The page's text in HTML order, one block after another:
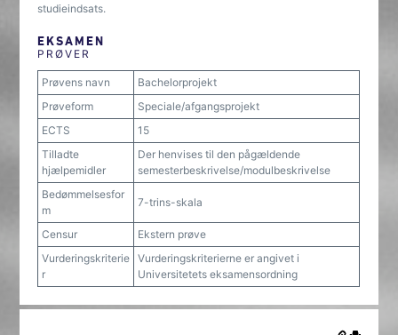
studieindsats.
EKSAMEN
PRØVER
Prøvens navn
Bachelorprojekt
Prøveform
Speciale/afgangsprojekt
ECTS
15
Tilladte
hjælpemidler
Der henvises til den pågældende
semesterbeskrivelse/modulbeskrivelse
Bedømmelsesfor
m
7-trins-skala
Censur
Ekstern prøve
Vurderingskriterie
r
Vurderingskriterierne er angivet i
Universitetets eksamensordning